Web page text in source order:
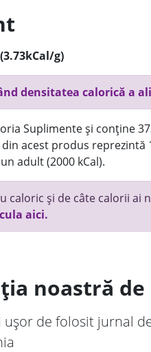
g)
densitatea calorică a
Suplimente și conține
acest produs reprezintă
adult (2000 kCal).
caloric și de câte calorii ai
aici.
noastră
ușor de folosit jurnal